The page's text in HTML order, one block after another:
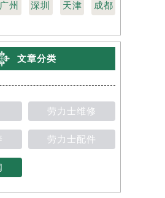
广州 深圳 天津 成都
文章分类
劳力士维修
劳力士配件